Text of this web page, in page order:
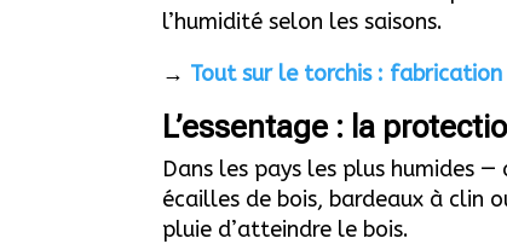
l’humidité selon les saisons.
→ Tout sur le torchis :
L’essentage : la
Dans les pays les plus humides
écailles de bois, bardeaux à clin
pluie d’atteindre le bois.